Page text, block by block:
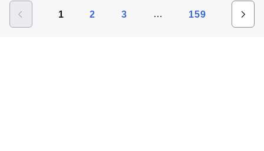
1 2 3 … 159